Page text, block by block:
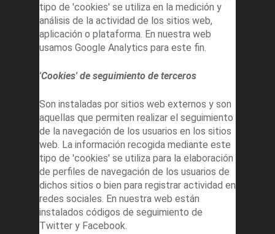
tipo de 'cookies' se utiliza en la medición y
análisis de la actividad de los sitios web,
aplicación o plataforma. En nuestra web
usamos Google Analytics para este fin.
'Cookies' de seguimiento de terceros
Son instaladas por sitios web externos y son
aquellas que permiten realizar el seguimiento
de la navegación de los usuarios en los sitios
web. La información recogida mediante este
tipo de 'cookies' se utiliza para la elaboración
de perfiles de navegación de los usuarios de
dichos sitios o bien para registrar actividad en
redes sociales. En nuestra web están
instalados códigos de seguimiento de
Twitter y Facebook.